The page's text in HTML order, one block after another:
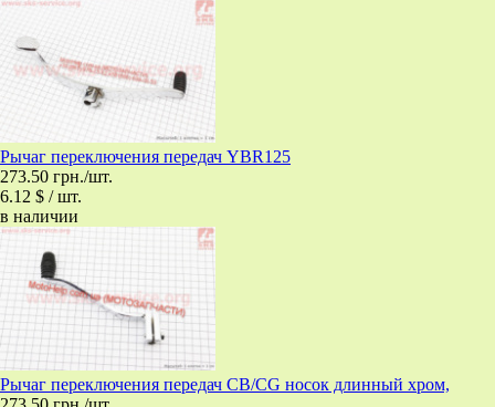
Рычаг переключения передач YBR125
273.50 грн./шт.
6.12 $ / шт.
в наличии
Рычаг переключения передач CB/CG носок длинный хром,